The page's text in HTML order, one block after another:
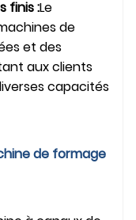
finis :Le
de
et des
aux clients
capacités
de formage